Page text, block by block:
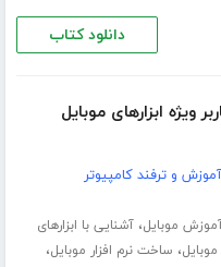
دانلود کتاب
ویژه ابزارهای موبایل
و ترفند کامپیوتر
موبایل،آشنایی با ابزارهای
موبایل، ساخت نرم افزار موبایل،